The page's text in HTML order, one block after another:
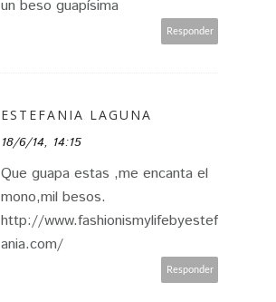
un beso guapísima
Responder
ESTEFANIA LAGUNA
18/6/14, 14:15
Que guapa estas ,me encanta el
mono,mil besos.
http://www.fashionismylifebyestef
ania.com/
Responder